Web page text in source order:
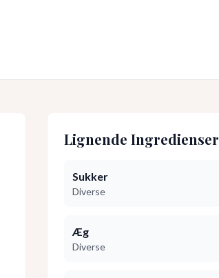
Lignende Ingredienser
Sukker
Diverse
Æg
Diverse